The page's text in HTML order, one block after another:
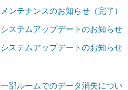
メンテナンスのお知らせ（完了）
システムアップデートのお知らせ
システムアップデートのお知らせ
一部ルームでのデータ消失につい